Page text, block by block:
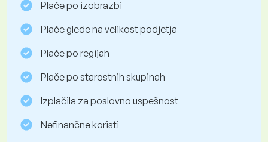
Plače po izobrazbi
Plače glede na velikost podjetja
Plače po regijah
Plače po starostnih skupinah
Izplačila za poslovno uspešnost
Nefinančne koristi